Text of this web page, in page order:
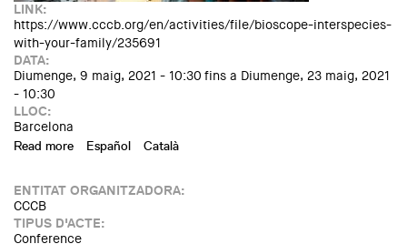
LINK:
https://www.cccb.org/en/activities/file/bioscope-interspecies-
with-your-family/235691
DATA:
Diumenge, 9 maig, 2021 - 10:30 fins a Diumenge, 23 maig, 2021
- 10:30
LLOC:
Barcelona
Read more about MARS. «Bioscope: Interspecies»with your
imaginary creatures
Español Català
ENTITAT ORGANITZADORA:
CCCB
TIPUS D'ACTE:
Conference